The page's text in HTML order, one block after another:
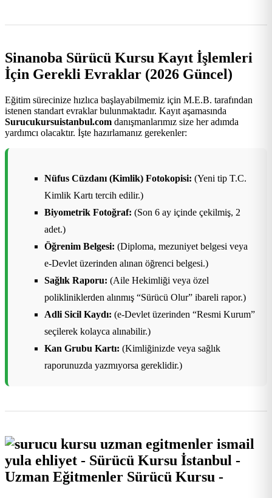
Sinanoba Sürücü Kursu Kayıt İşlemleri
İçin Gerekli Evraklar (2026 Güncel)
Eğitim sürecinize hızlıca başlayabilmemiz için M.E.B. tarafından
istenen standart evraklar bulunmaktadır. Kayıt aşamasında
Surucukursuistanbul.com danışmanlarımız size her adımda
yardımcı olacaktır. İşte hazırlamanız gerekenler:
Nüfus Cüzdanı (Kimlik) Fotokopisi: (Yeni tip T.C.
Kimlik Kartı tercih edilir.)
Biyometrik Fotoğraf: (Son 6 ay içinde çekilmiş, 2
adet.)
Öğrenim Belgesi: (Diploma, mezuniyet belgesi veya
e-Devlet üzerinden alınan öğrenci belgesi.)
Sağlık Raporu: (Aile Hekimliği veya özel
polikliniklerden alınmış “Sürücü Olur” ibareli rapor.)
Adli Sicil Kaydı: (e-Devlet üzerinden “Resmi Kurum”
seçilerek kolayca alınabilir.)
Kan Grubu Kartı: (Kimliğinizde veya sağlık
raporunuzda yazmıyorsa gereklidir.)